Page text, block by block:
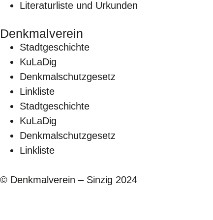
Literaturliste und Urkunden
Denkmalverein
Stadtgeschichte
KuLaDig
Denkmalschutzgesetz
Linkliste
Stadtgeschichte
KuLaDig
Denkmalschutzgesetz
Linkliste
© Denkmalverein – Sinzig 2024